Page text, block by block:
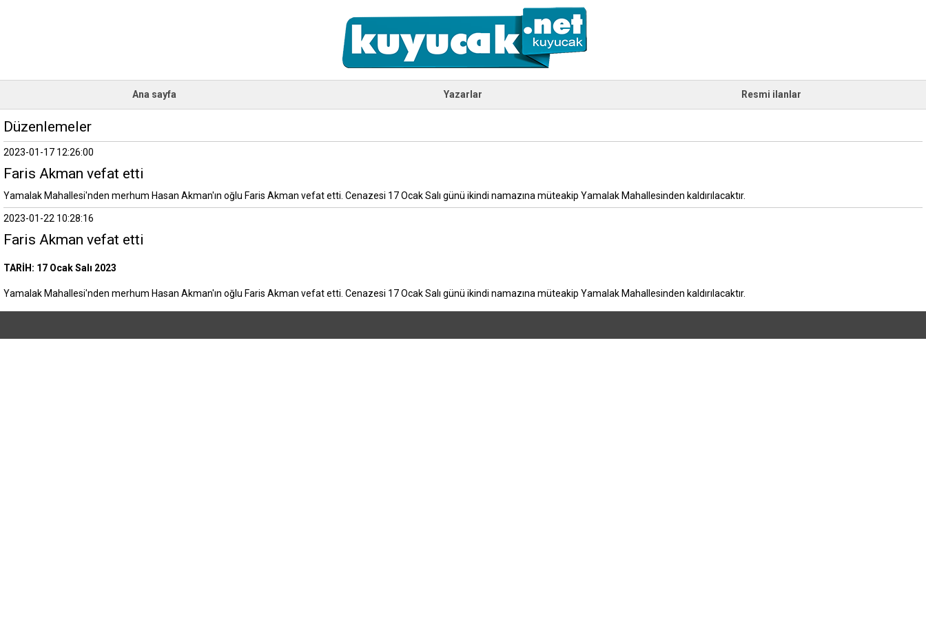
Ana sayfa Yazarlar Resmi ilanlar
Düzenlemeler
2023-01-17 12:26:00
Faris Akman vefat etti
Yamalak Mahallesi'nden merhum Hasan Akman'ın oğlu Faris Akman vefat etti. Cenazesi 17 Ocak Salı günü ikindi namazına müteakip Yamalak Mahallesinden kaldırılacaktır.
2023-01-22 10:28:16
Faris Akman vefat etti
TARİH: 17 Ocak Salı 2023
Yamalak Mahallesi'nden merhum Hasan Akman'ın oğlu Faris Akman vefat etti. Cenazesi 17 Ocak Salı günü ikindi namazına müteakip Yamalak Mahallesinden kaldırılacaktır.